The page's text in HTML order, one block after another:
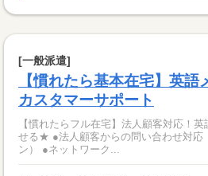
[一般派遣]
【慣れたら基本在宅】英
カスタマーサポート
【慣れたらフル在宅】法人顧客対応！
せる★ ●法人顧客からの問い合わせ対応
ン） ●ネットワーク...